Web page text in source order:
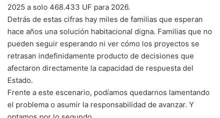
2025 a solo 468.433 UF para 2026.
Detrás de estas cifras hay miles de familias que esperan
hace años una solución habitacional digna. Familias que no
pueden seguir esperando ni ver cómo los proyectos se
retrasan indefinidamente producto de decisiones que
afectaron directamente la capacidad de respuesta del
Estado.
Frente a este escenario, podíamos quedarnos lamentando
el problema o asumir la responsabilidad de avanzar. Y